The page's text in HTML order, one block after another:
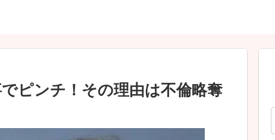
ピンチ！その理由は不倫略奪